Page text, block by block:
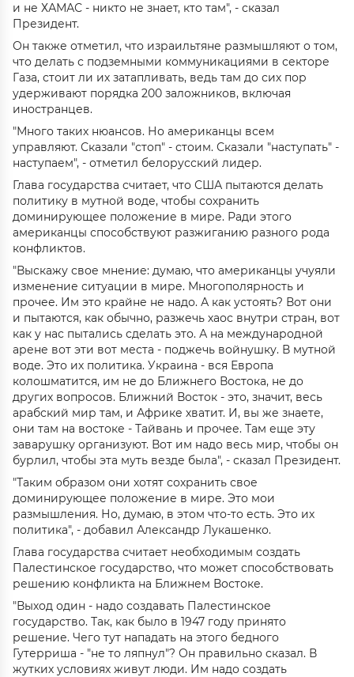
и не ХАМАС - никто не знает, кто там", - сказал
Президент.
Он также отметил, что израильтяне размышляют о том,
что делать с подземными коммуникациями в секторе
Газа, стоит ли их затапливать, ведь там до сих пор
удерживают порядка 200 заложников, включая
иностранцев.
"Много таких нюансов. Но американцы всем
управляют. Сказали "стоп" - стоим. Сказали "наступать" -
наступаем", - отметил белорусский лидер.
Глава государства считает, что США пытаются делать
политику в мутной воде, чтобы сохранить
доминирующее положение в мире. Ради этого
американцы способствуют разжиганию разного рода
конфликтов.
"Выскажу свое мнение: думаю, что американцы учуяли
изменение ситуации в мире. Многополярность и
прочее. Им это крайне не надо. А как устоять? Вот они
и пытаются, как обычно, разжечь хаос внутри стран, вот
как у нас пытались сделать это. А на международной
арене вот эти вот места - поджечь войнушку. В мутной
воде. Это их политика. Украина - вся Европа
колошматится, им не до Ближнего Востока, не до
других вопросов. Ближний Восток - это, значит, весь
арабский мир там, и Африке хватит. И, вы же знаете,
они там на востоке - Тайвань и прочее. Там еще эту
заварушку организуют. Вот им надо весь мир, чтобы он
бурлил, чтобы эта муть везде была", - сказал Президент.
"Таким образом они хотят сохранить свое
доминирующее положение в мире. Это мои
размышления. Но, думаю, в этом что-то есть. Это их
политика", - добавил Александр Лукашенко.
Глава государства считает необходимым создать
Палестинское государство, что может способствовать
решению конфликта на Ближнем Востоке.
"Выход один - надо создавать Палестинское
государство. Так, как было в 1947 году принято
решение. Чего тут нападать на этого бедного
Гутерриша - "не то ляпнул"? Он правильно сказал. В
жутких условиях живут люди. Им надо создать